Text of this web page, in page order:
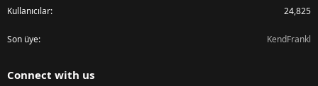
Kullanıcılar 24,825
Son üye KendFrankl
Connect with us